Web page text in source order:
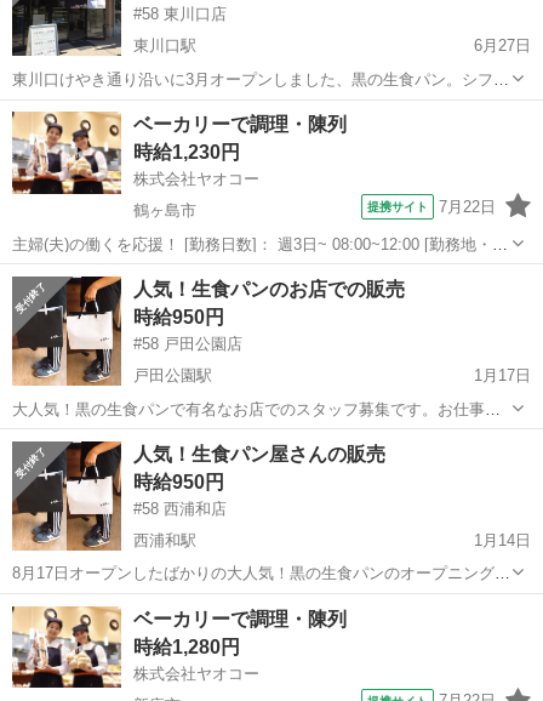
#58 東川口店
東川口駅
6月27日
東川口けやき通り沿いに3月オープンしました、黒の生食パン。シフォ
ンケーキで有名なパン屋さんでのお仕事です。8:00〜18:00の間でシフ
ト制です。たくさんのお客様に囲まれて笑顔でお仕事、いかがですか
^_^
埼玉 川口市 東川口駅 パン
ベーカリーで調理・陳列
時給1,230円
株式会社ヤオコー
鶴ヶ島市
提携サイト 7月22日
主婦(夫)の働くを応援！ [勤務日数]： 週3日~ 08:00~12:00 [勤務地・最
寄駅]： 埼玉県鶴ヶ島市大字藤金852番地1 ヤオコー 若葉駅西口店
＜株式会社ヤオコー＞ 若葉駅 [職種名]：ベーカリースタッ...
埼玉 鶴ヶ島市 パン
人気！生食パンのお店での販売
時給950円
#58 戸田公園店
戸田公園駅
1月17日
大人気！黒の生食パンで有名なお店でのスタッフ募集です。お仕事は
販売です。週2回からOK！フリーターさん、主婦さん、学生さん、男
女問わず。 明るく元気なら大丈夫です。メニューも2種類なのでとて
も簡単です。6月オープンしたばかり...
埼玉 戸田市 戸田公園駅 パン
人気！生食パン屋さんの販売
時給950円
#58 西浦和店
西浦和駅
1月14日
8月17日オープンしたばかりの大人気！黒の生食パンのオープニングス
タッフ募集です！メニューは2種類、販売のみのお仕事です。西浦和駅
改札出て5秒！おしゃれな人気パン屋さんです。 週2回からOK！ フリ
ーターさん、主婦さん、学生...
埼玉 さいたま市 西浦和駅 パン
ベーカリーで調理・陳列
時給1,280円
株式会社ヤオコー